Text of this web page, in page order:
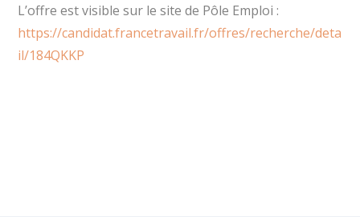
L’offre est visible sur le site de Pôle Emploi :
https://candidat.francetravail.fr/offres/recherche/deta
il/184QKKP